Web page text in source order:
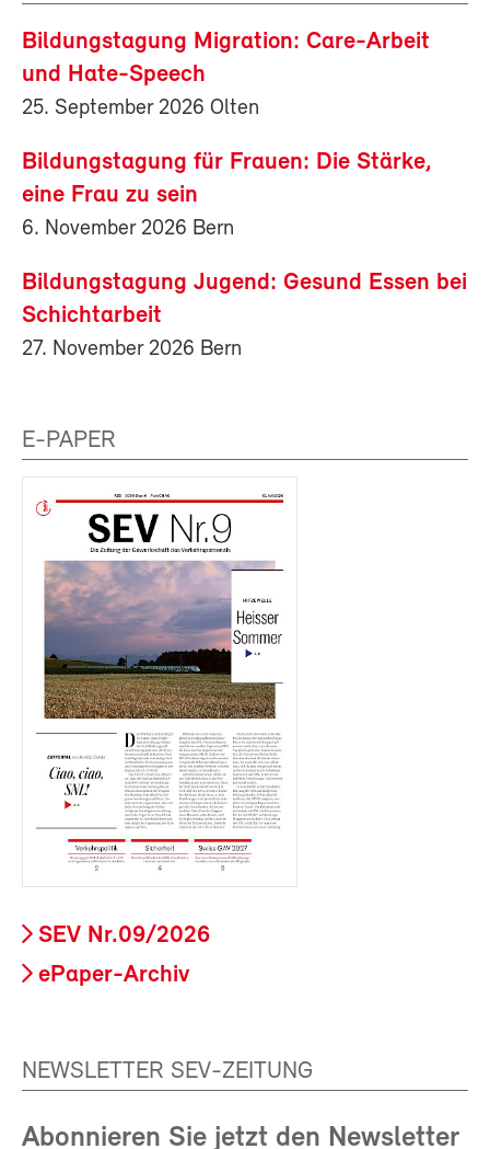
Bildungstagung Migration: Care-Arbeit
und Hate-Speech
25. September 2026 Olten
Bildungstagung für Frauen: Die Stärke,
eine Frau zu sein
6. November 2026 Bern
Bildungstagung Jugend: Gesund Essen bei
Schichtarbeit
27. November 2026 Bern
E-PAPER
SEV Nr.09/2026
ePaper-Archiv
NEWSLETTER SEV-ZEITUNG
Abonnieren Sie jetzt den Newsletter